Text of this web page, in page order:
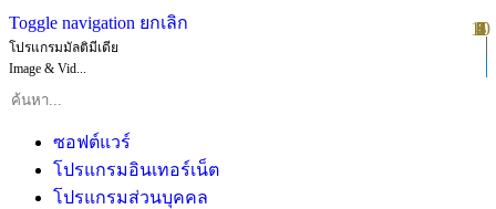
Toggle navigation ยกเลิก
โปรแกรมมัลติมีเดีย
Image & Vid...
ซอฟต์แวร์
โปรแกรมอินเทอร์เน็ต
โปรแกรมส่วนบุคคล
1
2
3
4
5
6
7
8
9
10